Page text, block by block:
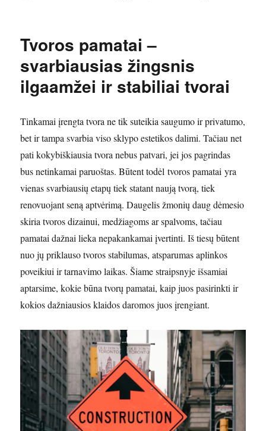
Tvoros pamatai –
svarbiausias žingsnis
ilgaamžei ir stabiliai tvorai
Tinkamai įrengta tvora ne tik suteikia saugumo ir privatumo,
bet ir tampa svarbia viso sklypo estetikos dalimi. Tačiau net
pati kokybiškiausia tvora nebus patvari, jei jos pagrindas
bus netinkamai paruoštas. Būtent todėl tvoros pamatai yra
vienas svarbiausių etapų tiek statant naują tvorą, tiek
renovuojant seną aptvėrimą. Daugelis žmonių daug dėmesio
skiria tvoros dizainui, medžiagoms ar spalvoms, tačiau
pamatai dažnai lieka nepakankamai įvertinti. Iš tiesų būtent
nuo jų priklauso tvoros stabilumas, atsparumas aplinkos
poveikiui ir tarnavimo laikas. Šiame straipsnyje išsamiai
aptarsime, kokie būna tvorų pamatai, kaip juos pasirinkti ir
kokios dažniausios klaidos daromos juos įrengiant.